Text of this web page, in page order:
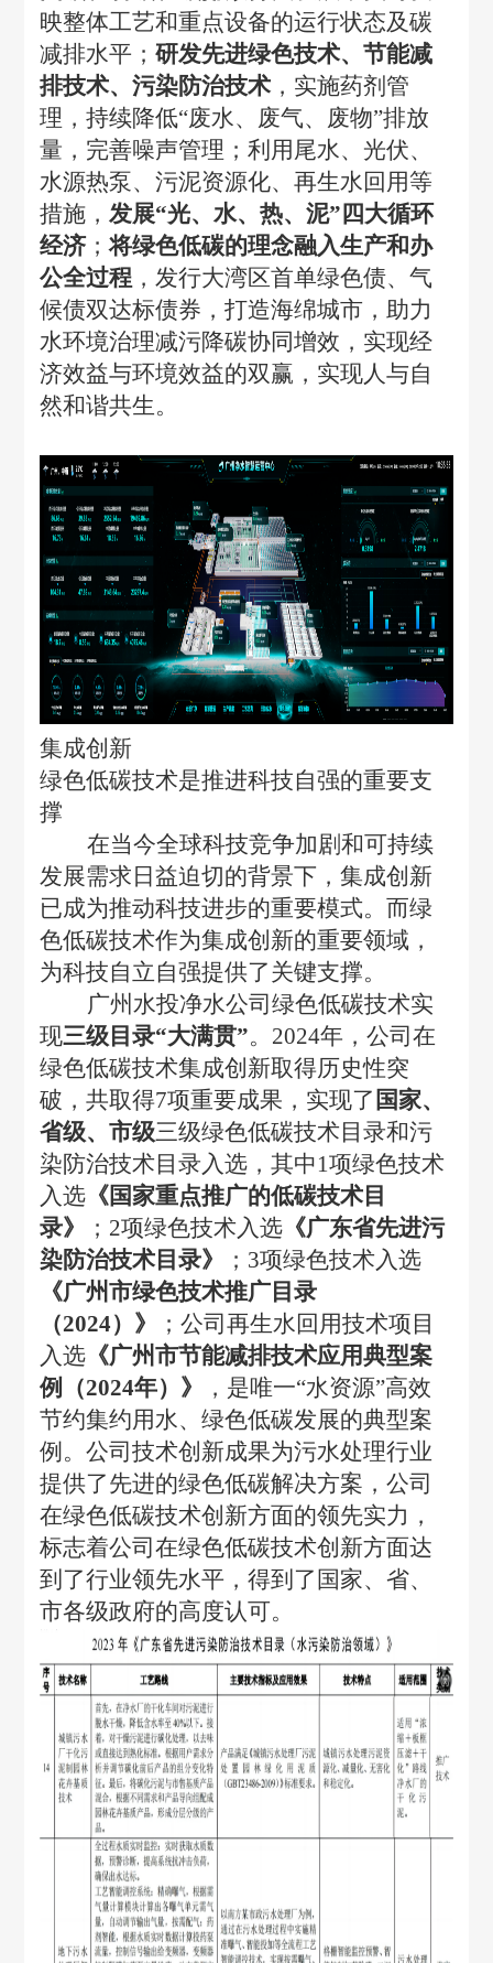
映整体工艺和重点设备的运行状态及碳
减排水平； 研发先进绿色技术、节能减
排技术、污染防治技术，实施药剂管
理，持续降低“废水、废气、废物”排放
量，完善噪声管理；利用尾水、光伏、
水源热泵、污泥资源化、再生水回用等
措施， 发展“光、水、热、泥”四大循环
经济；将绿色低碳的理念融入生产和办
公全过程，发行大湾区首单绿色债、气
候债双达标债券，打造海绵城市，助力
水环境治理减污降碳协同增效，实现经
济效益与环境效益的双赢，实现人与自
然和谐共生。
集成创新
绿色低碳技术是推进科技自强的重要支
撑
在当今全球科技竞争加剧和可持续
发展需求日益迫切的背景下，集成创新
已成为推动科技进步的重要模式。而绿
色低碳技术作为集成创新的重要领域，
为科技自立自强提供了关键支撑。
广州水投净水公司绿色低碳技术实
现三级目录“大满贯”。 2024年，公司在
绿色低碳技术集成创新取得历史性突
破，共取得7项重要成果，实现了 国家、
省级、市级三级绿色低碳技术目录和污
染防治技术目录入选，其中1项绿色技术
入选《国家重点推广的低碳技术目
录》
； 2项绿色技术入选《广东省先进污
染防治技术目录》
； 3项绿色技术入选
《广州市绿色技术推广目录
（2024）》
；公司再生水回用技术项目
入选《广州市节能减排技术应用典型案
例（2024年）》 ，是唯一“水资源”高效
节约集约用水、绿色低碳发展的典型案
例。公司技术创新成果为污水处理行业
提供了先进的绿色低碳解决方案，公司
在绿色低碳技术创新方面的领先实力，
标志着公司在绿色低碳技术创新方面达
到了行业领先水平，得到了国家、省、
市各级政府的高度认可。